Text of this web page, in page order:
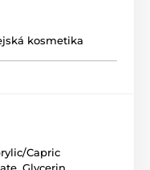
kosmetika
Capric